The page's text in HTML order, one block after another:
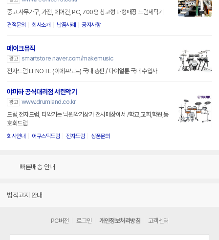
중고 사무가구, 가전, 에어컨, PC, 700평 창고형 대형매장 드럼세탁기
견적문의 회사소개 납품사례 공지사항
메이크뮤직
광고 smartstore.naver.com/makemusic
전자드럼 EFNOTE (이에프노트) 국내 총판 / 다이얼튠 국내 수입사
야마하 공식대리점 서린악기
광고 www.drumland.co.kr
드럼,전자드럼, 타악기는 낙원악기상가 전시매장에서 /학교,교회,학원,동
호회드럼
회사안내 어쿠스틱드럼 전자드럼 상품문의
빠른배송 안내
법적고지 안내
PC버전 로그인 개인정보처리방침 고객센터